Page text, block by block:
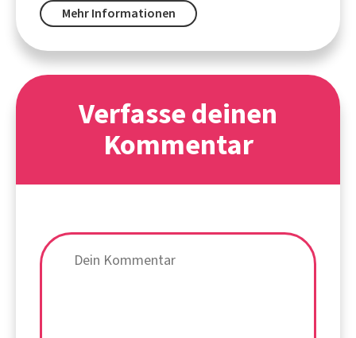
Mehr Informationen
Verfasse deinen
Kommentar